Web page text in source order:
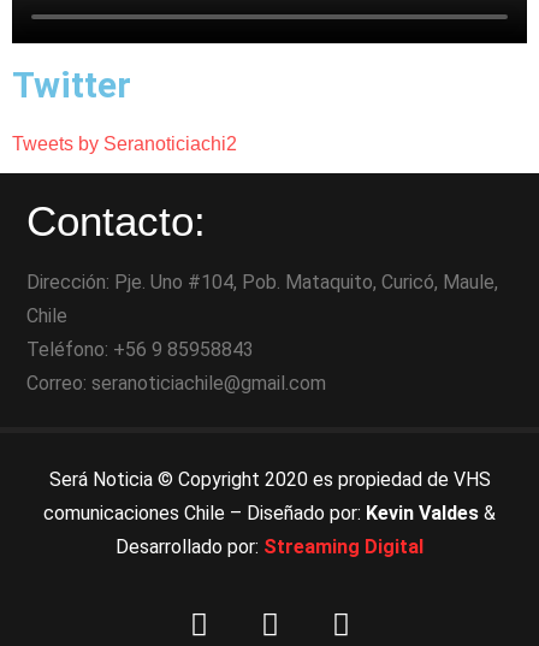
Twitter
Tweets by Seranoticiachi2
Contacto:
Dirección: Pje. Uno #104, Pob. Mataquito, Curicó, Maule,
Chile
Teléfono: +56 9 85958843
Correo: seranoticiachile@gmail.com
Será Noticia © Copyright 2020 es propiedad de VHS
comunicaciones Chile – Diseñado por: Kevin Valdes &
Desarrollado por: Streaming Digital